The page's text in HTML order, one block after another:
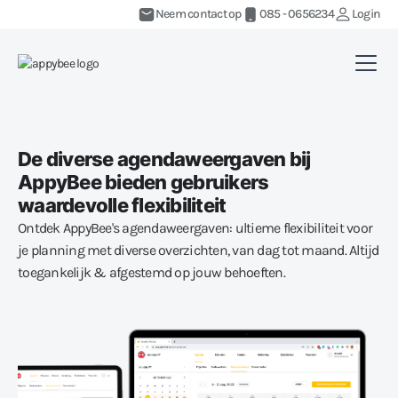
Neem contact op 085 - 0656234 Login
De diverse agendaweergaven bij
AppyBee bieden gebruikers
waardevolle flexibiliteit
Ontdek AppyBee's agendaweergaven: ultieme flexibiliteit voor
je planning met diverse overzichten, van dag tot maand. Altijd
toegankelijk & afgestemd op jouw behoeften.